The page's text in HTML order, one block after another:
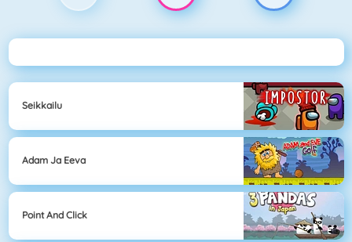
Seikkailu
Adam Ja Eeva
Point And Click